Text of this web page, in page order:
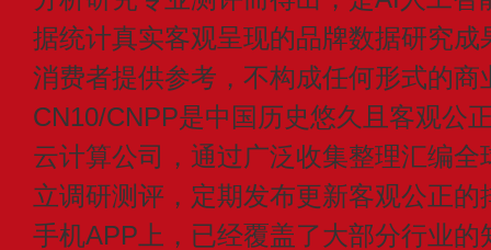
据统计真实客观呈现的品牌数据研究
消费者提供参考，不构成任何形式的商
CN10/CNPP是中国历史悠久且客观公
云计算公司，通过广泛收集整理汇编
立调研测评，定期发布更新客观公正
手机APP上，已经覆盖了大部分行业